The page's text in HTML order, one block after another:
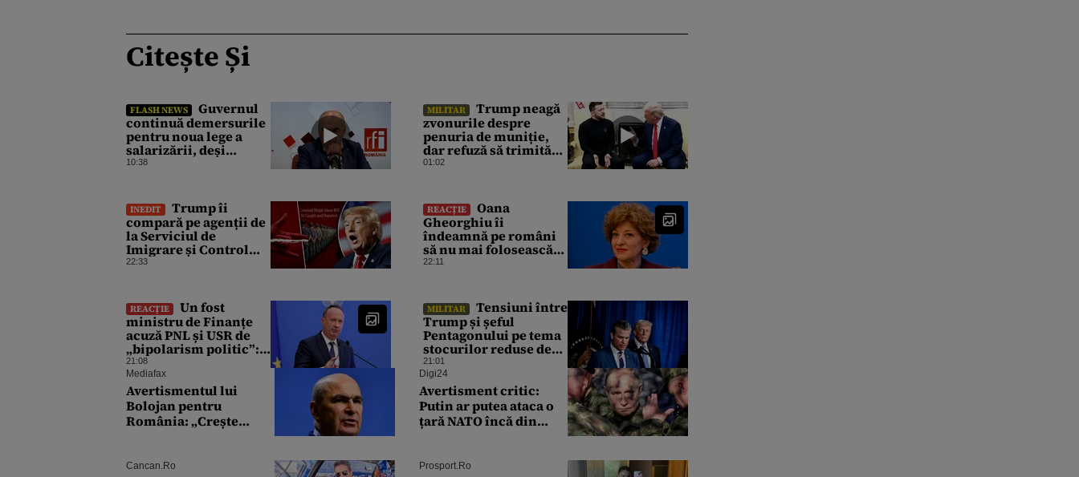
Citește Și
FLASH NEWS
Guvernul
continuă demersurile
pentru noua lege a
salarizării, deși
sindicatele se opun
depusă în Parlament
10:38
MILITAR
Trump neagă
zvonurile despre
penuria de muniție,
dar refuză să trimită
rachete Ucrainei:
01:02
INEDIT
Trump îi
compară pe agenții de
la Serviciul de
Imigrare și Control
Vamal cu Spider-Man
infractorilor
22:33
REACȚIE
Oana
Gheorghiu îi
îndeamnă pe români
să nu mai folosească
mașinile de spălat și
de energie
22:11
REACȚIE
Un fost
ministru de Finanțe
acuză PNL și USR de
„bipolarism politic”:
Au votat legea, apoi au
atacat-o la CCR
21:08
MILITAR
Tensiuni între
Trump și șeful
Pentagonului pe tema
stocurilor reduse de
rachete. Ce răspuns dă
președintele
american
21:01
Mediafax
Avertismentul lui
Bolojan pentru
România: „Crește
Digi24
Avertisment critic:
Putin ar putea ataca o
țară NATO încă din
Cancan.ro Prosport.ro